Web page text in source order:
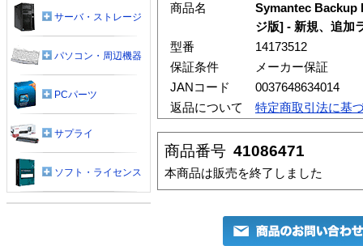
商品名
Symantec Backup
ジ版] - 新規、追加
型番
14173512
保証条件
メーカー保証
JANコード
0037648634014
返品について
特定商取引法に基
商品番号 41086471
本商品は販売を終了しました
サーバ・ストレージ
パソコン・周辺機器
PCパーツ
サプライ
ソフト・ライセンス